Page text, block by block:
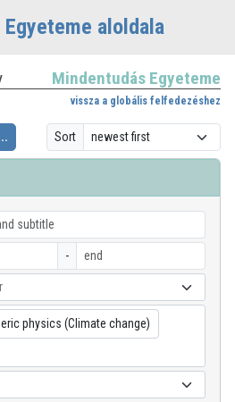
aloldala
Mindentudás Egyeteme
vissza a globális felfedezéshez
Sort
-
physics (Climate change)